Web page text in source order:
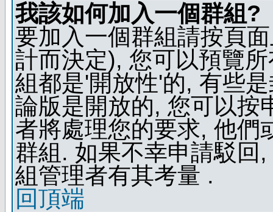
我該如何加入一個群組?
要加入一個群組請按頁
計而決定), 您可以預覽
組都是'開放性'的, 有些
論版是開放的, 您可以按
者將處理您的要求, 他們
群組. 如果不幸申請駁回
組管理者有其考量 .
回頂端